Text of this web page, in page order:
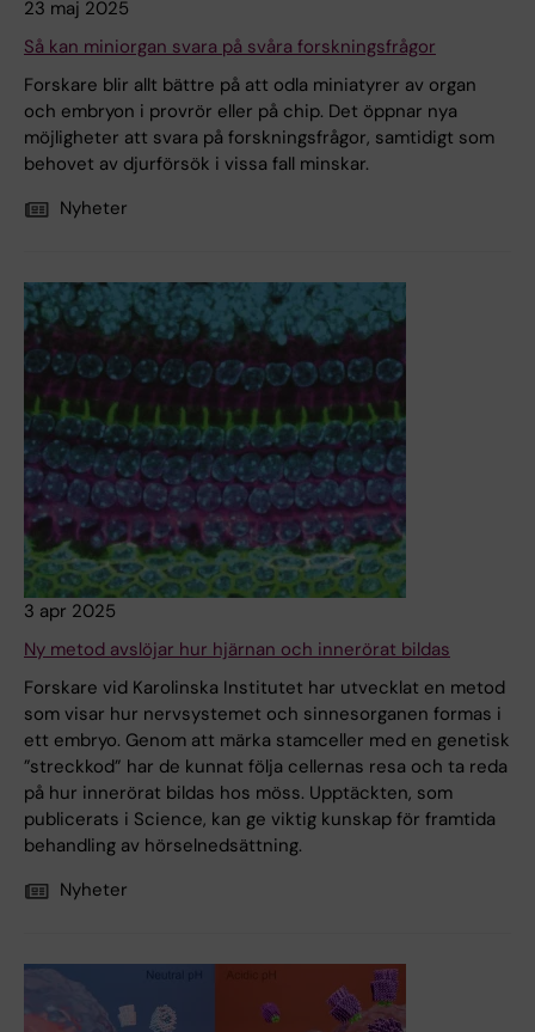
23 maj 2025
Så kan miniorgan svara på svåra forskningsfrågor
Forskare blir allt bättre på att odla miniatyrer av organ
och embryon i provrör eller på chip. Det öppnar nya
möjligheter att svara på forskningsfrågor, samtidigt som
behovet av djurförsök i vissa fall minskar.
Nyheter
3 apr 2025
Ny metod avslöjar hur hjärnan och innerörat bildas
Forskare vid Karolinska Institutet har utvecklat en metod
som visar hur nervsystemet och sinnesorganen formas i
ett embryo. Genom att märka stamceller med en genetisk
”streckkod” har de kunnat följa cellernas resa och ta reda
på hur innerörat bildas hos möss. Upptäckten, som
publicerats i Science, kan ge viktig kunskap för framtida
behandling av hörselnedsättning.
Nyheter